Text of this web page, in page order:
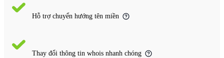
Hỗ trợ chuyển hướng tên miền
Thay đổi thông tin whois nhanh chóng